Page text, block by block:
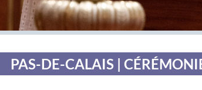
PAS-DE-CALAIS |